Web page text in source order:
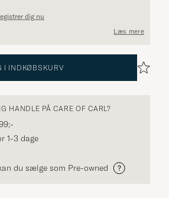
dig nu
Læs mere
I INDKØBSKURV
HANDLE PÅ CARE OF CARL?
1-3 dage
du sælge som Pre-owned